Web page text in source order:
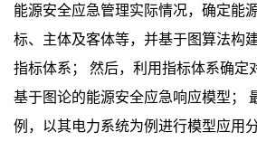
能源安全应急管理实际情况，确定能
标、主体及客体等，并基于图算法构
指标体系； 然后，利用指标体系确定
基于图论的能源安全应急响应模型；
例，以其电力系统为例进行模型应用分